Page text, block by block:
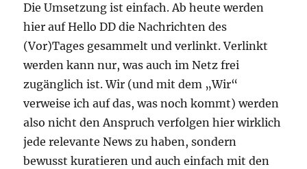
Die Umsetzung ist einfach. Ab heute werden
hier auf Hello DD die Nachrichten des
(Vor)Tages gesammelt und verlinkt. Verlinkt
werden kann nur, was auch im Netz frei
zugänglich ist. Wir (und mit dem „Wir“
verweise ich auf das, was noch kommt) werden
also nicht den Anspruch verfolgen hier wirklich
jede relevante News zu haben, sondern
bewusst kuratieren und auch einfach mit den